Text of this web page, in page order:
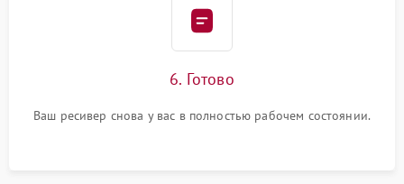
6. Готово
Ваш ресивер снова у вас в полностью рабочем состоянии.